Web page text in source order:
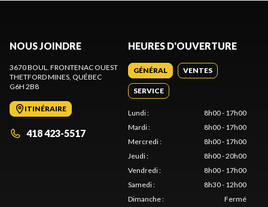
NOUS JOINDRE
3670 BOUL. FRONTENAC OUEST
THETFORD MINES, QUÉBEC
G6H 2B8
ITINÉRAIRE
418 423-5517
HEURES D'OUVERTURE
GÉNÉRAL VENTES
SERVICE
Lundi:
8h00 - 17h00
Mardi:
8h00 - 17h00
Mercredi:
8h00 - 17h00
Jeudi:
8h00 - 20h00
Vendredi:
8h00 - 17h00
Samedi:
8h30 - 12h00
Dimanche: Fermé